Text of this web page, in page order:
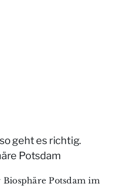
geht es richtig.
Potsdam
Biosphäre Potsdam im